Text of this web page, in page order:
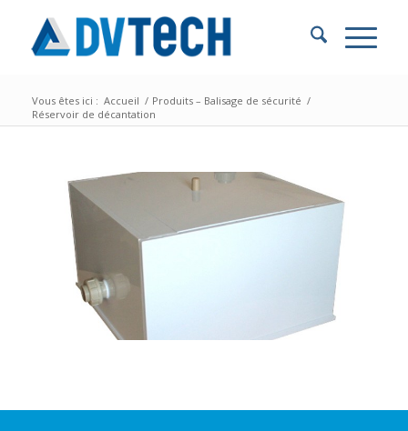
Vous êtes ici : Accueil / Produits – Balisage de sécurité /
Réservoir de décantation